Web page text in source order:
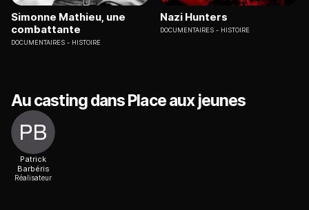
Simonne Mathieu, une
combattante
DOCUMENTAIRES HISTOIRE
Nazi Hunters
DOCUMENTAIRES HISTOIRE
Au casting dans Place aux jeunes
Patrick
Barbéris
Réalisateur